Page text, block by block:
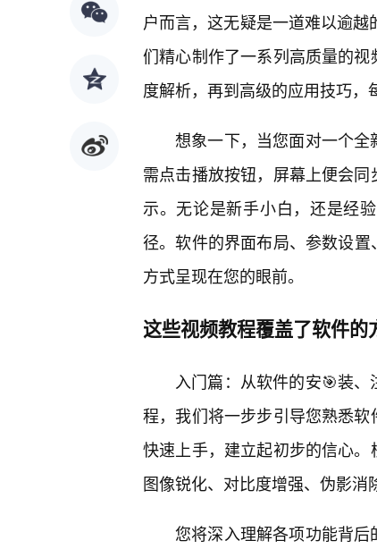
户而言，这无疑是一道难以逾
们精心制作了一系列高质量的
度解析，再到高级的应用技巧，
想象一下，当您面对一个
需点击播放按钮，屏幕上便会
示。无论是新手小白，还是经
径。软件的界面布局、参数设
方式呈现在您的眼前。
这些视频教程覆盖了软件的
入门篇：从软件的安🎯装
程，我们将一步步引导您熟悉
快速上手，建立起初步的信心。
图像锐化、对比度增强、伪影消
您将深入理解各项功能背